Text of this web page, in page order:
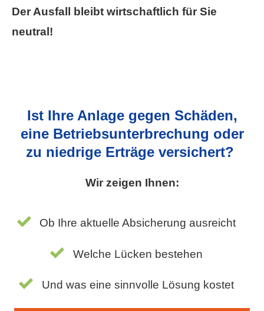
Der Ausfall bleibt wirtschaftlich für Sie
neutral!
Ist Ihre Anlage gegen Schäden,
eine Betriebsunterbrechung oder
zu niedrige Erträge versichert?
Wir zeigen Ihnen:
Ob Ihre aktuelle Absicherung ausreicht
Welche Lücken bestehen
Und was eine sinnvolle Lösung kostet